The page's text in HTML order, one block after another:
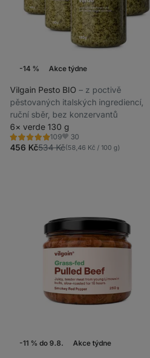
-14 % Akce týdne
Vilgain Pesto BIO ⁠–⁠ z poctivě
pěstovaných italských ingrediencí,
ruční sběr, bez konzervantů
6× verde 130 g
109
Hodnocení
4.9/5,
109
Oblíbené
30
456 Kč534 Kč(58,46 Kč / 100 g)
-11 % do 9.8. Akce týdne